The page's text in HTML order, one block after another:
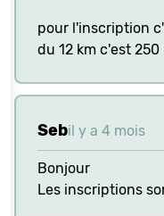
pour l'inscription
du 12 km c'est 250
Sebil y a 4 mois
Bonjour
Les inscriptions